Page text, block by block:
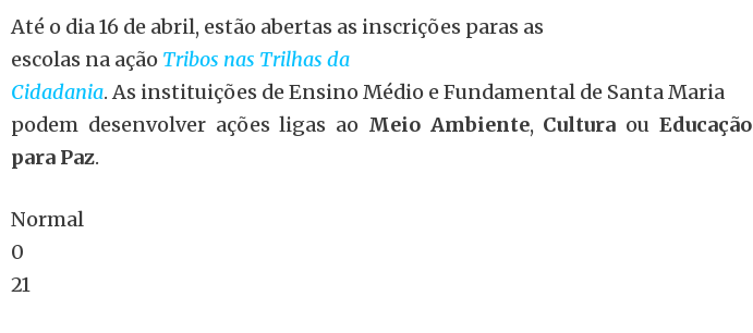
Até o dia 16 de abril, estão abertas as inscrições paras as
escolas na ação Tribos nas Trilhas da
Cidadania. As instituições de Ensino Médio e Fundamental de Santa Maria
podem desenvolver ações ligas ao Meio Ambiente, Cultura ouEducação
para Paz.
Normal
0
21